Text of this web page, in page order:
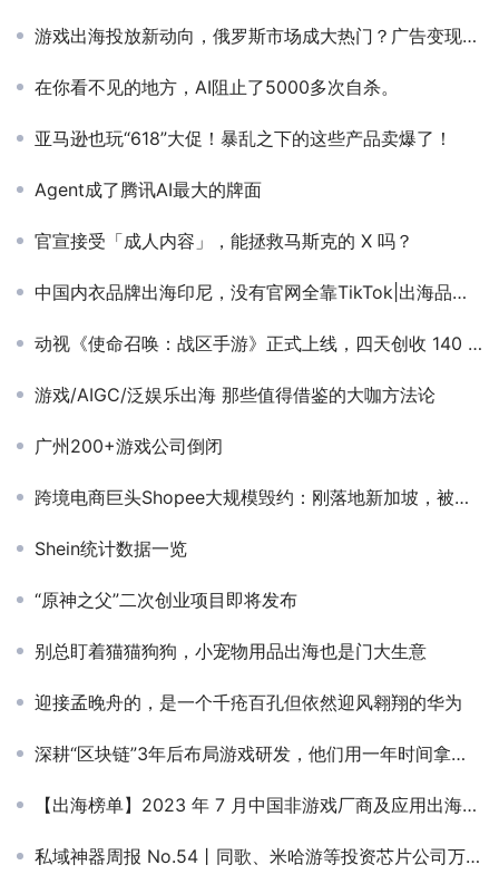
游戏出海投放新动向，俄罗斯市场成大热门？广告变现痛点有新解？
在你看不见的地方，AI阻止了5000多次自杀。
亚马逊也玩“618”大促！暴乱之下的这些产品卖爆了！
Agent成了腾讯AI最大的牌面
官宣接受「成人内容」，能拯救马斯克的 X 吗？
中国内衣品牌出海印尼，没有官网全靠TikTok|出海品牌洞察
动视《使命召唤：战区手游》正式上线，四天创收 140 万美元！
游戏/AIGC/泛娱乐出海 那些值得借鉴的大咖方法论
广州200+游戏公司倒闭
跨境电商巨头Shopee大规模毁约：刚落地新加坡，被告知offer没了
Shein统计数据一览
“原神之父”二次创业项目即将发布
别总盯着猫猫狗狗，小宠物用品出海也是门大生意
迎接孟晚舟的，是一个千疮百孔但依然迎风翱翔的华为
深耕“区块链”3年后布局游戏研发，他们用一年时间拿出了三款产品
【出海榜单】2023 年 7 月中国非游戏厂商及应用出海收入 30 强
私域神器周报 No.54丨同歌、米哈游等投资芯片公司万有引力 TEMU引爆全球价格战